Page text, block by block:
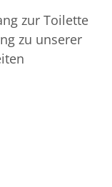
zur Toilette
zu unserer